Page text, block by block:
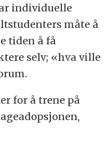
individuelle
måte å
tiden å få
selv; «hva ville
for å trene på